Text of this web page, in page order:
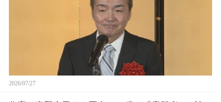
2026/07/27